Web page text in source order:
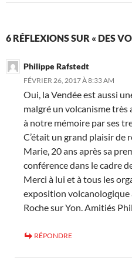
6 RÉFLEXIONS SUR « DES
Philippe Rafstedt
FÉVRIER 26, 2017 À 8:33 AM
Oui, la Vendée est aussi
malgré un volcanisme très
à notre mémoire par ses
C’était un grand plaisir de
Marie, 20 ans après sa
conférence dans le cadre
Merci à lui et à tous les
exposition volcanologique
Roche sur Yon. Amitiés
RÉPONDRE